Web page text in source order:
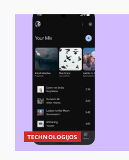
TECHNOLOGIJOS